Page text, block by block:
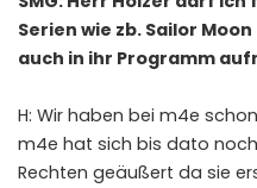
Serien wie zb. Sailor
auch in ihr Programm
H: Wir haben bei m4e
m4e hat sich bis dato
Rechten geäußert da sie